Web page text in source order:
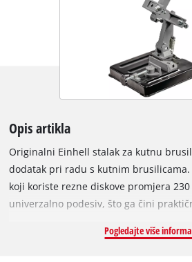
Opis artikla
Originalni Einhell stalak za kutnu
dodatak pri radu s kutnim brusilicama.
koji koriste rezne diskove promjera
univerzalno podesiv, što ga čini
naprava za radne komade omogućava
Pogledajte više